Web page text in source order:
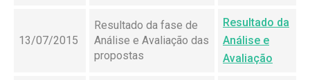
13/07/2015
Resultado da fase de
Análise e Avaliação das
propostas
Resultado da
Análise e
Avaliação